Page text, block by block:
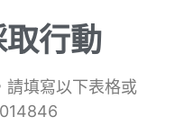
行動
請填寫以下表格或